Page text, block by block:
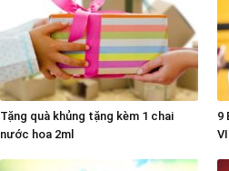
Tặng quà khủng tặng kèm 1 chai
nước hoa 2ml
9